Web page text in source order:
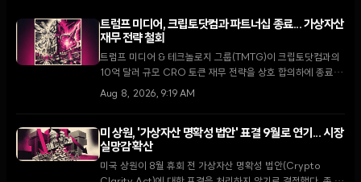
트럼프 미디어, 크립토닷컴과 파트너십 종료... 가상자산
재무 전략 철회
트럼프 미디어 & 테크놀로지 그룹(TMTG)이 크립토닷컴과의
10억 달러 규모 CRO 토큰 재무 전략을 상호 합의하에 종료했
다. 이번 결정은 가상자산 시장의 냉각 속에 핵융합 에너지와
Aug 8, 2026, 9:19 AM
미 상원, '가상자산 명확성 법안' 표결 9월로 연기... 시장
실망감 확산
미국 상원이 8월 휴회 전 가상자산 명확성 법안(Crypto